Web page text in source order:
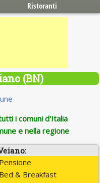
Ristoranti
(BN)
i comuni d'Italia
e nella regione
Pensione
Bed & Breakfast